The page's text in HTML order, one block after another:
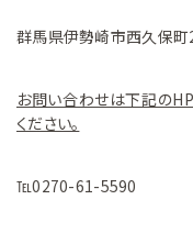
群馬県伊勢崎市西久保
お問い合わせは下記の
ください。
℡0270-61-5590